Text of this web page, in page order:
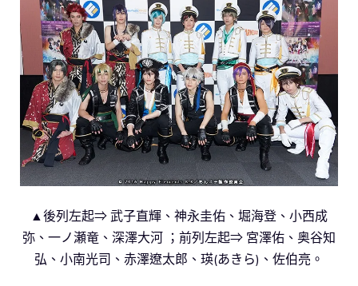
▲後列左起⇒ 武子直輝、神永圭佑、堀海登、小西成
弥、一ノ瀬竜、深澤大河 ； 前列左起⇒ 宮澤佑、奥谷知
弘、小南光司、赤澤遼太郎、瑛(あきら)、佐伯亮。